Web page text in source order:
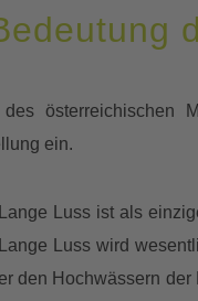
des
ein.
Luss ist als
Luss wird
den Hochwässern der